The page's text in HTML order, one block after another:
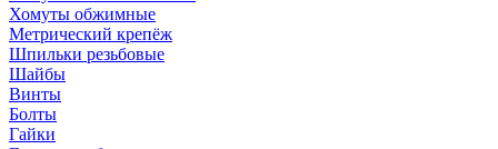
Хомуты обжимные
Метрический крепёж
Шпильки резьбовые
Шайбы
Винты
Болты
Гайки